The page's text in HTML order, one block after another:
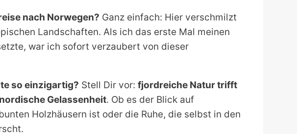
nach Norwegen? Ganz einfach: Hier verschmilzt
Landschaften. Als ich das erste Mal meinen
war ich sofort verzaubert von dieser
so einzigartig? Stell Dir vor: fjordreiche Natur trifft
Gelassenheit. Ob es der Blick auf
Holzhäusern ist oder die Ruhe, die selbst in den